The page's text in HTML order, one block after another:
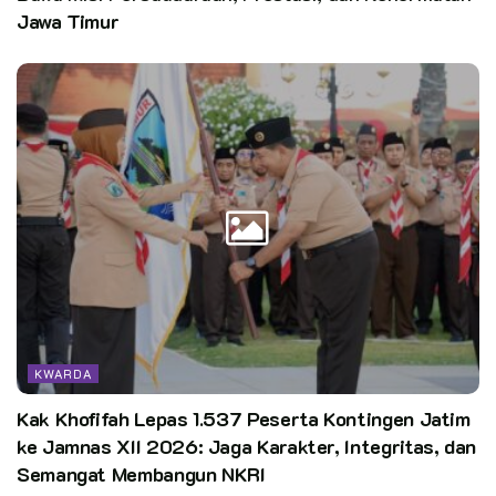
Kata Kunci:
Jawa Timur
KWARDA
Kak Khofifah Lepas 1.537 Peserta Kontingen Jatim
ke Jamnas XII 2026: Jaga Karakter, Integritas, dan
Semangat Membangun NKRI